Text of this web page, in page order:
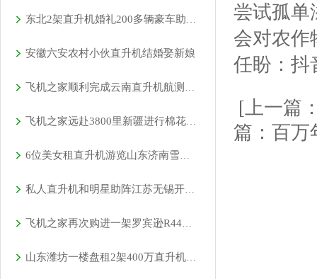
东北2架直升机婚礼200多辆豪车助阵直升机接亲成时尚
安徽六安农村小伙直升机结婚娶新娘
飞机之家顺利完成云南直升机航测作业
飞机之家远赴3800里新疆进行棉花飞防作业
6位美女租直升机游览山东济南雪野湖
私人直升机和明星助阵江苏无锡开业庆典
飞机之家再次购进一架罗宾逊R44直升机
山东潍坊一楼盘租2架400万直升机空中看房
尝试孤单
会对农
任盼：抖
[上一篇
篇：百万